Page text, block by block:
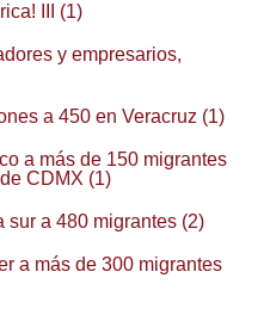
III (1)
y empresarios,
a 450 en Veracruz (1)
a más de 150 migrantes
CDMX (1)
sur a 480 migrantes (2)
a más de 300 migrantes